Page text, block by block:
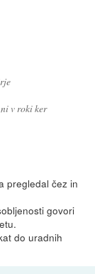
v roki ker
pregledal čez in
govori
do uradnih